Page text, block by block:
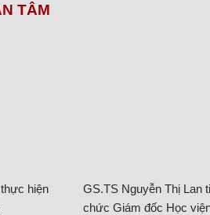
TÂM
hiện
GS.TS Nguyễn Thị Lan
chức Giám đốc Học